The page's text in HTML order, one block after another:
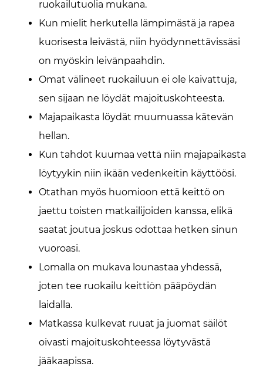
ruokailutuolia mukana.
Kun mielit herkutella lämpimästä ja rapea
kuorisesta leivästä, niin hyödynnettävissäsi
on myöskin leivänpaahdin.
Omat välineet ruokailuun ei ole kaivattuja,
sen sijaan ne löydät majoituskohteesta.
Majapaikasta löydät muumuassa kätevän
hellan.
Kun tahdot kuumaa vettä niin majapaikasta
löytyykin niin ikään vedenkeitin käyttöösi.
Otathan myös huomioon että keittö on
jaettu toisten matkailijoiden kanssa, elikä
saatat joutua joskus odottaa hetken sinun
vuoroasi.
Lomalla on mukava lounastaa yhdessä,
joten tee ruokailu keittiön pääpöydän
laidalla.
Matkassa kulkevat ruuat ja juomat säilöt
oivasti majoituskohteessa löytyvästä
jääkaapissa.